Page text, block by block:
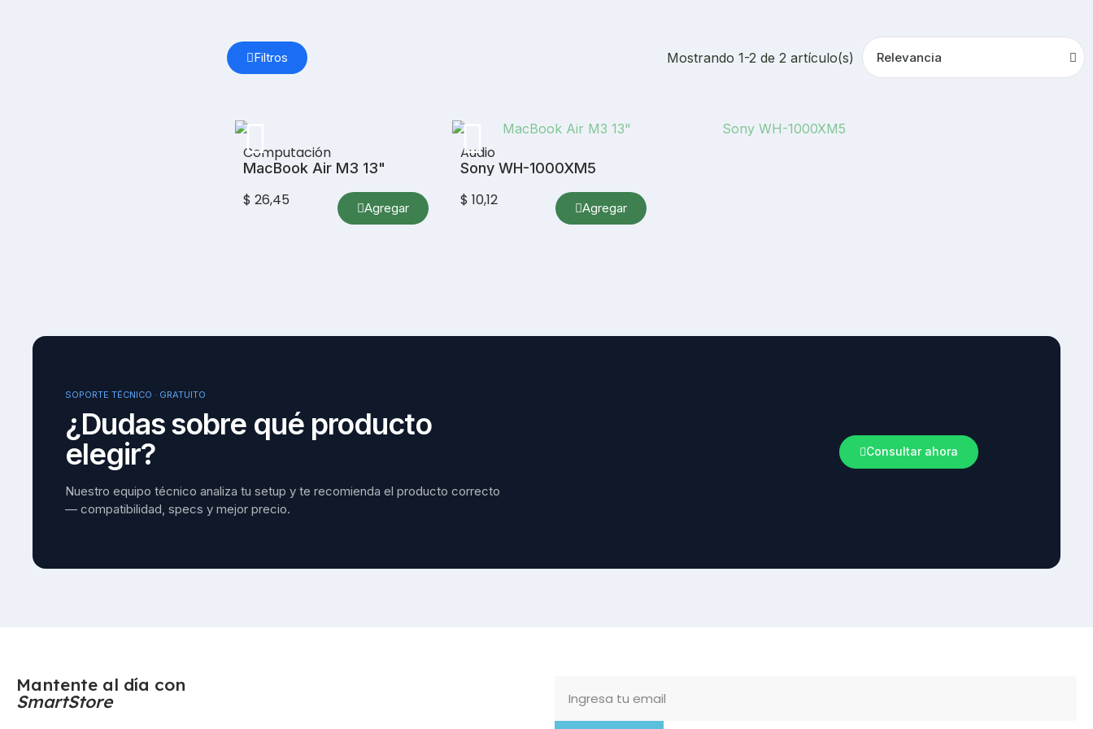
Filtros Mostrando 1-2 de 2 artículo(s)
Computación
MacBook Air M3 13"
$ 26,45 Agregar
Audio
Sony WH-1000XM5
$ 10,12 Agregar
SOPORTE TÉCNICO · GRATUITO
¿Dudas sobre qué producto
elegir?
Nuestro equipo técnico analiza tu setup y te recomienda el producto correcto
— compatibilidad, specs y mejor precio.
Consultar ahora
Mantente al día con
SmartStore